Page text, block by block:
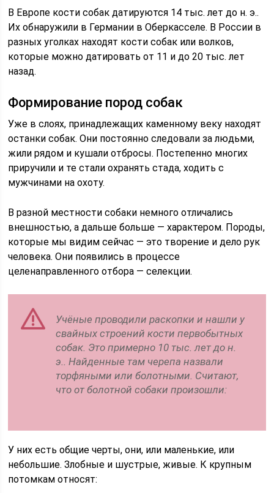
В Европе кости собак датируются 14 тыс. лет до н. э..
Их обнаружили в Германии в Оберкасселе. В России в
разных уголках находят кости собак или волков,
которые можно датировать от 11 и до 20 тыс. лет
назад.
Формирование пород собак
Уже в слоях, принадлежащих каменному веку находят
останки собак. Они постоянно следовали за людьми,
жили рядом и кушали отбросы. Постепенно многих
приручили и те стали охранять стада, ходить с
мужчинами на охоту.
В разной местности собаки немного отличались
внешностью, а дальше больше — характером. Породы,
которые мы видим сейчас — это творение и дело рук
человека. Они появились в процессе
целенаправленного отбора — селекции.
Учёные проводили раскопки и нашли у
свайных строений кости первобытных
собак. Это примерно 10 тыс. лет до н.
э.. Найденные там черепа назвали
торфяными или болотными. Считают,
что от болотной собаки произошли:
У них есть общие черты, они, или маленькие, или
небольшие. Злобные и шустрые, живые. К крупным
потомкам относят: